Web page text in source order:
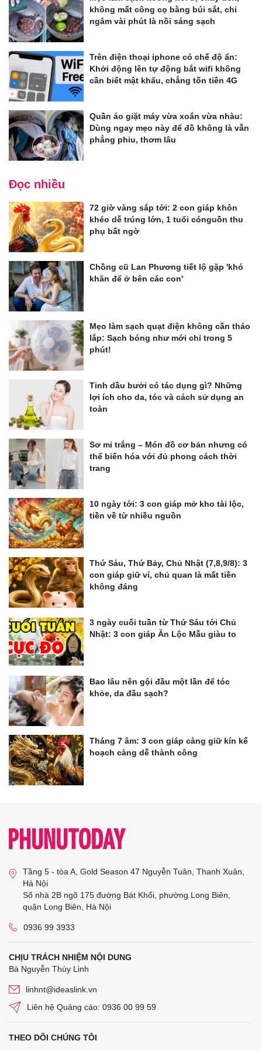
không mất công cọ bằng búi sắt, chỉ
ngâm vài phút là nồi sáng sạch
Trên điện thoại iphone có chế độ ẩn:
Khởi động lên tự động bắt wifi không
cần biết mật khẩu, chẳng tốn tiền 4G
Quần áo giặt máy vừa xoắn vừa nhàu:
Dùng ngay mẹo này để đồ không là vẫn
phẳng phiu, thơm lâu
Đọc nhiều
72 giờ vàng sắp tới: 2 con giáp khôn
khéo dễ trúng lớn, 1 tuổi cónguồn thu
phụ bất ngờ
Chồng cũ Lan Phương tiết lộ gặp 'khó
khăn để ở bên các con'
Mẹo làm sạch quạt điện không cần tháo
lắp: Sạch bóng như mới chỉ trong 5
phút!
Tinh dầu bưởi có tác dụng gì? Những
lợi ích cho da, tóc và cách sử dụng an
toàn
Sơ mi trắng – Món đồ cơ bản nhưng có
thể biến hóa với đủ phong cách thời
trang
10 ngày tới: 3 con giáp mở kho tài lộc,
tiền về từ nhiều nguồn
Thứ Sáu, Thứ Bảy, Chủ Nhật (7,8,9/8): 3
con giáp giữ ví, chủ quan là mất tiền
không đáng
3 ngày cuối tuần từ Thứ Sáu tới Chủ
Nhật: 3 con giáp Ăn Lộc Mẫu giàu to
Bao lâu nên gội đầu một lần để tóc
khỏe, da đầu sạch?
Tháng 7 âm: 3 con giáp càng giữ kín kế
hoạch càng dễ thành công
Tầng 5 - tòa A, Gold Season 47 Nguyễn Tuân, Thanh Xuân,
Hà Nội
Số nhà 2B ngõ 175 đường Bát Khối, phường Long Biên,
quận Long Biên, Hà Nội
0936 99 3933
CHỊU TRÁCH NHIỆM NỘI DUNG
Bà Nguyễn Thùy Linh
linhnt@ideaslink.vn
Liên hệ Quảng cáo: 0936 00 99 59
THEO DÕI CHÚNG TÔI